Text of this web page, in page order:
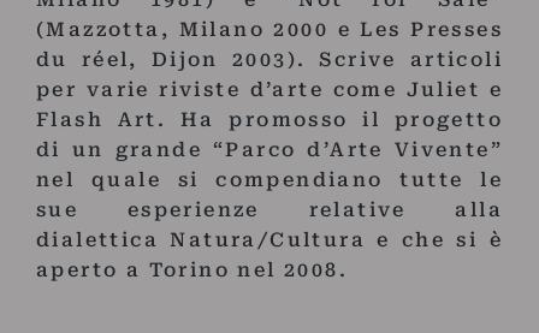
(Mazzotta, Milano 2000 e Les Presses
du réel, Dijon 2003). Scrive articoli
per varie riviste d’arte come Juliet e
Flash Art. Ha promosso il progetto
di un grande “Parco d’Arte Vivente”
nel quale si compendiano tutte le
sue esperienze relative alla
dialettica Natura/Cultura e che si è
aperto a Torino nel 2008.